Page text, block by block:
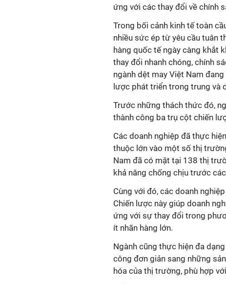
ứng với các thay đổi về chính
Trong bối cảnh kinh tế toàn
nhiều sức ép từ yêu cầu tuân
hàng quốc tế ngày càng khắt
thay đổi nhanh chóng, chính
ngành dệt may Việt Nam
lược phát triển trong trung và
Trước những thách thức đó,
thành công ba trụ cột chiến
Các doanh nghiệp đã thực
thuộc lớn vào một số thị
Nam đã có mặt tại 138 thị
khả năng chống chịu trước
Cùng với đó, các doanh
Chiến lược này giúp doanh
ứng với sự thay đổi trong
ít nhãn hàng lớn.
Ngành cũng thực hiện đa
công đơn giản sang những
hóa của thị trường, phù hợp